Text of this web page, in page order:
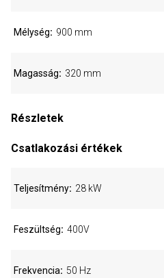
Mélység 900 mm
Magasság 320 mm
Részletek
Csatlakozási értékek
Teljesítmény 28 kW
Feszültség 400V
Frekvencia 50 Hz